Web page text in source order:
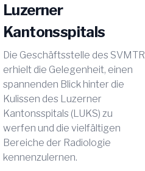
Luzerner
Kantonsspitals
Die Geschäftsstelle des SVMTR
erhielt die Gelegenheit, einen
spannenden Blick hinter die
Kulissen des Luzerner
Kantonsspitals (LUKS) zu
werfen und die vielfältigen
Bereiche der Radiologie
kennenzulernen.